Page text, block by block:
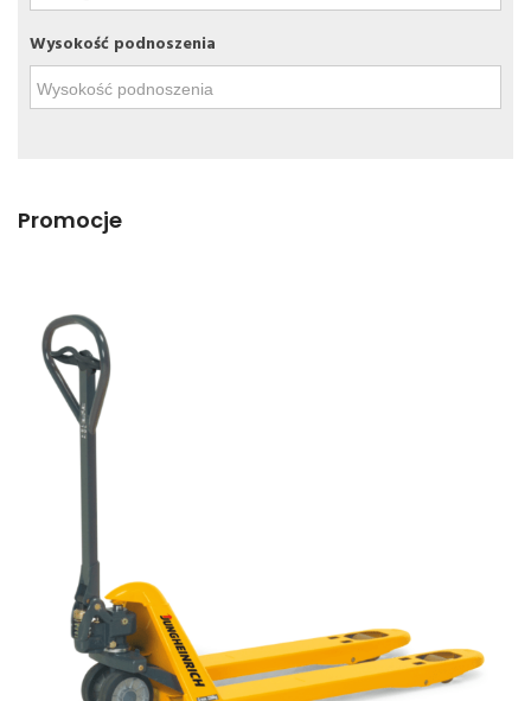
Wysokość podnoszenia
Promocje